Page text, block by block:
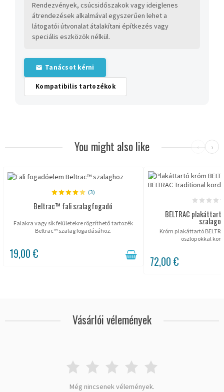
Rendezvények, csúcsidőszakok vagy ideiglenes
átrendezések alkalmával egyszerűen lehet a
látogatói útvonalat átalakítani építkezés vagy
speciális eszközök nélkül.
Tanácsot kérni
Kompatibilis tartozékok
You might also like ‹ ›
(3)
Beltrac™ fali szalagfogadó
Falakra vagy sík felületekre rögzíthető tartozék
Beltrac™ szalag fogadásához.
19,00 €
BELTRAC
Króm plakáttartó
oszlopokkal
72,00 €
Vásárlói vélemények
Még nincsenek vélemények.